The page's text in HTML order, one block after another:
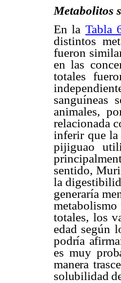
Metabolitos
En la Tabla
distintos
fueron
en las
totales
sanguíneas
animales,
relacionada
inferir que la
pijiguao
sentido,
la
generaría
metabolismo
totales, los
edad según
podría
es muy
manera
solubilidad